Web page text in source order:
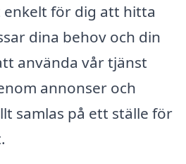
för dig att hitta
dina behov och din
använda vår tjänst
annonser och
samlas på ett ställe för